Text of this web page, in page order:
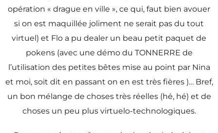
opération « drague en ville », ce qui, faut bien avouer
si on est maquillée joliment ne serait pas du tout
virtuel) et Flo a pu dealer un beau petit paquet de
pokens (avec une démo du TONNERRE de
l’utilisation des petites bêtes mise au point par Nina
et moi, soit dit en passant on en est très fières )… Bref,
un bon mélange de choses très réelles (hé, hé) et de
choses un peu plus virtuelo-technologiques.